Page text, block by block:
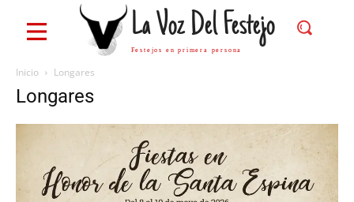
La Voz Del Festejo
Festejos en primera persona
Inicio Longares
Longares